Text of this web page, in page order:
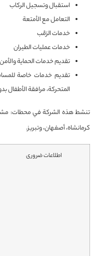
استقبال وتسجيل الركاب
التعامل مع الأمتعة
خدمات الرَمْب
خدمات عمليات الطيران
تقديم خدمات الحماية والأمن
تقديم خدمات خاصة
المتحركة، مرافقة الأطفال
تنشط هذه الشركة في محطات:
كرمانشاه، أصفهان، وتبريز.
اطلاعات ضروری